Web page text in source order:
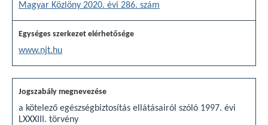
Magyar Közlöny 2020. évi 286. szám
www.njt.hu
a kötelező egészségbiztosítás ellátásairól szóló 1997. évi
LXXXIII. törvény